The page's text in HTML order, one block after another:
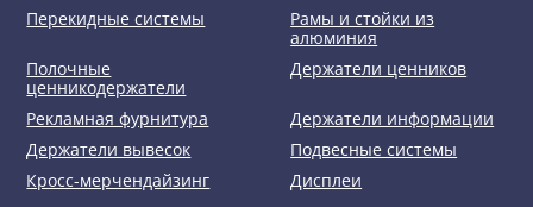
Перекидные системы
Рамы и стойки из
алюминия
Полочные
ценникодержатели
Держатели ценников
Рекламная фурнитура
Держатели информации
Держатели вывесок
Подвесные системы
Кросс-мерчендайзинг
Дисплеи